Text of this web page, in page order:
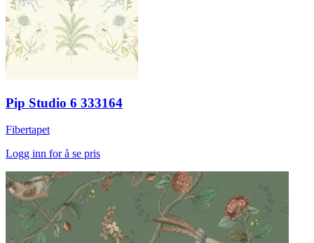
Pip Studio 6 333164
Fibertapet
Logg inn for å se pris